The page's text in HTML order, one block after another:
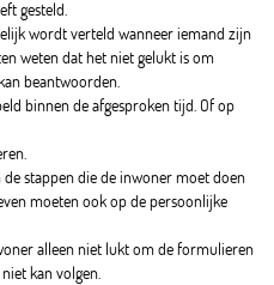
gesteld.
wordt verteld wanneer iemand zijn
weten dat het niet gelukt is om
beantwoorden.
binnen de afgesproken tijd. Of op
stappen die de inwoner moet doen
moeten ook op de persoonlijke
alleen niet lukt om de formulieren
kan volgen.